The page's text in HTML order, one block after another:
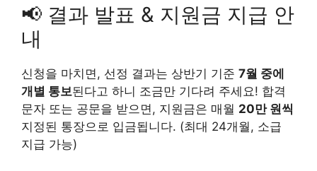
📢 결과 발표 & 지원금 지급 안
내
신청을 마치면, 선정 결과는 상반기 기준 7월 중에
개별 통보된다고 하니 조금만 기다려 주세요! 합격
문자 또는 공문을 받으면, 지원금은 매월 20만 원씩
지정된 통장으로 입금됩니다. (최대 24개월, 소급
지급 가능)